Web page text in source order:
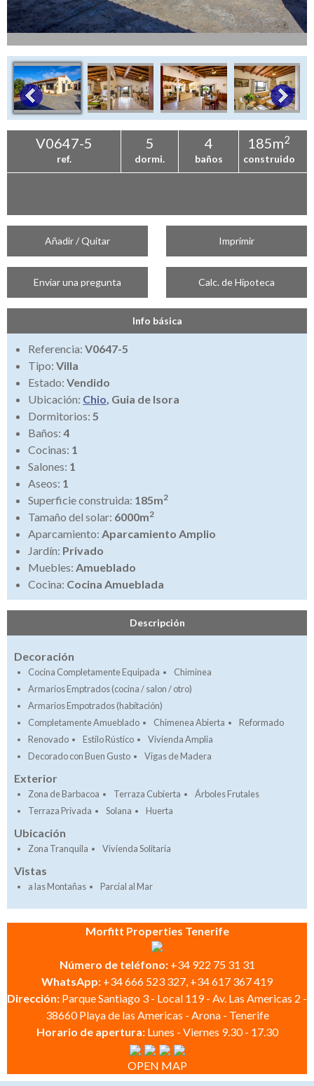
V0647-5
ref.
5
dormi.
4
baños
185m2
construido
Añadir / Quitar Imprimir
Enviar una pregunta Calc. de Hipoteca
Info básica
Referencia: V0647-5
Tipo: Villa
Estado: Vendido
Ubicación: Chio, Guia de Isora
Dormitorios: 5
Baños: 4
Cocinas: 1
Salones: 1
Aseos: 1
Superficie construida: 185m2
Tamaño del solar: 6000m2
Aparcamiento: Aparcamiento Amplio
Jardín: Privado
Muebles: Amueblado
Cocina: Cocina Amueblada
Descripción
Decoración
Cocina Completamente Equipada
Chiminea
Armarios Emptrados (cocina / salon / otro)
Armarios Empotrados (habitación)
Completamente Amueblado
Chimenea Abierta
Reformado
Renovado
Estilo Rústico
Vivienda Amplia
Decorado con Buen Gusto
Vigas de Madera
Exterior
Zona de Barbacoa Terraza Cubierta
Árboles Frutales
Terraza Privada
Solana Huerta
Ubicación
Zona Tranquila Vivienda Solitaria
Vistas
a las Montañas Parcial al Mar
Morfitt Properties Tenerife
Número de teléfono: +34 922 75 31 31
WhatsApp: +34 666 523 327, +34 617 367 419
Dirección: Parque Santiago 3 - Local 119 - Av. Las Americas 2 -
38660 Playa de las Americas - Arona - Tenerife
Horario de apertura: Lunes - Viernes 9.30 - 17.30
OPEN MAP